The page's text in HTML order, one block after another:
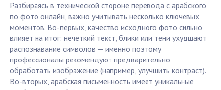
Разбираясь в технической стороне перевода с арабского
по фото онлайн, важно учитывать несколько ключевых
моментов. Во-первых, качество исходного фото сильно
влияет на итог: нечеткий текст, блики или тени ухудшают
распознавание символов — именно поэтому
профессионалы рекомендуют предварительно
обработать изображение (например, улучшить контраст).
Во-вторых, арабская письменность имеет уникальные